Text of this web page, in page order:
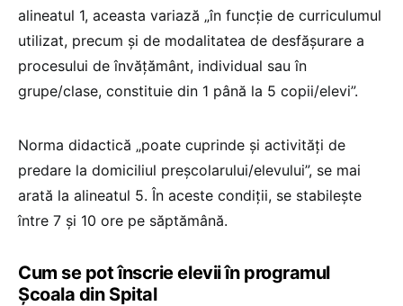
alineatul 1, aceasta variază „în funcție de curriculumul
utilizat, precum și de modalitatea de desfășurare a
procesului de învățământ, individual sau în
grupe/clase, constituie din 1 până la 5 copii/elevi”.
Norma didactică „poate cuprinde și activități de
predare la domiciliul preșcolarului/elevului”, se mai
arată la alineatul 5. În aceste condiții, se stabilește
între 7 și 10 ore pe săptămână.
Cum se pot înscrie elevii în programul
Școala din Spital